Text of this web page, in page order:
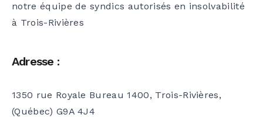
notre équipe de syndics autorisés en insolvabilité
à Trois-Rivières
Adresse :
1350 rue Royale Bureau 1400, Trois-Rivières,
(Québec) G9A 4J4